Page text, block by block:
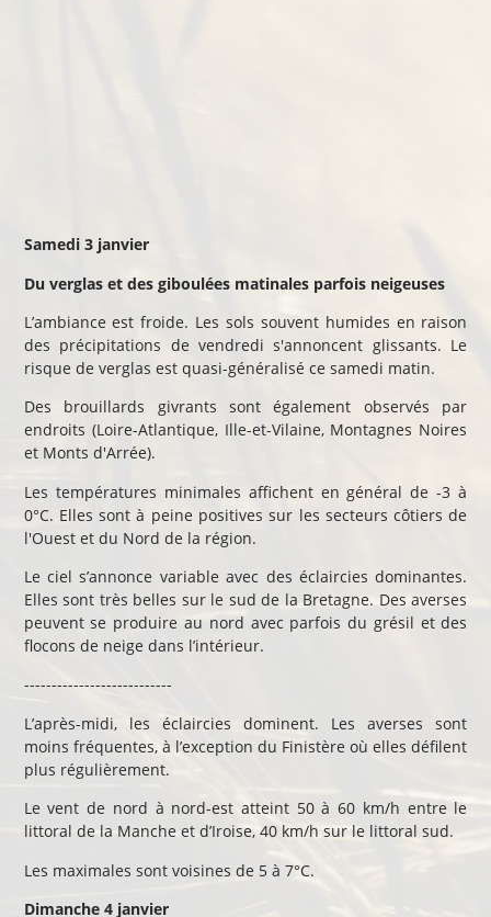
Samedi 3 janvier
Du verglas et des giboulées matinales parfois neigeuses
L’ambiance est froide. Les sols souvent humides en raison
des précipitations de vendredi s'annoncent glissants. Le
risque de verglas est quasi-généralisé ce samedi matin.
Des brouillards givrants sont également observés par
endroits (Loire-Atlantique, Ille-et-Vilaine, Montagnes Noires
et Monts d'Arrée).
Les températures minimales affichent en général de -3 à
0°C. Elles sont à peine positives sur les secteurs côtiers de
l'Ouest et du Nord de la région.
Le ciel s’annonce variable avec des éclaircies dominantes.
Elles sont très belles sur le sud de la Bretagne. Des averses
peuvent se produire au nord avec parfois du grésil et des
flocons de neige dans l’intérieur.
---------------------------
L’après-midi, les éclaircies dominent. Les averses sont
moins fréquentes, à l’exception du Finistère où elles défilent
plus régulièrement.
Le vent de nord à nord-est atteint 50 à 60 km/h entre le
littoral de la Manche et d’Iroise, 40 km/h sur le littoral sud.
Les maximales sont voisines de 5 à 7°C.
Dimanche 4 janvier